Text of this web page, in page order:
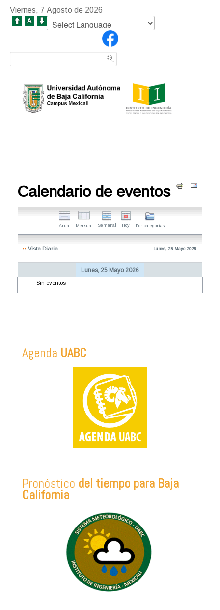
Viernes, 7 Agosto de 2026
Calendario de eventos
Anual Mensual Semanal Hoy Por categorías
Vista Diaria Lunes, 25 Mayo 2026
Lunes, 25 Mayo 2026
Sin eventos
Agenda UABC
Pronóstico del tiempo para Baja
California